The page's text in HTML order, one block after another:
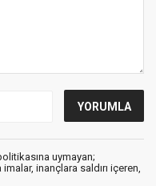
uymayan;
inançlara saldırı içeren,